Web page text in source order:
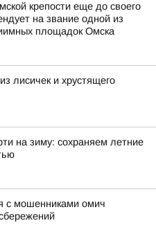
крепости еще до своего
на звание одной из
площадок Омска
лисичек и хрустящего
на зиму: сохраняем летние
с мошенниками омич